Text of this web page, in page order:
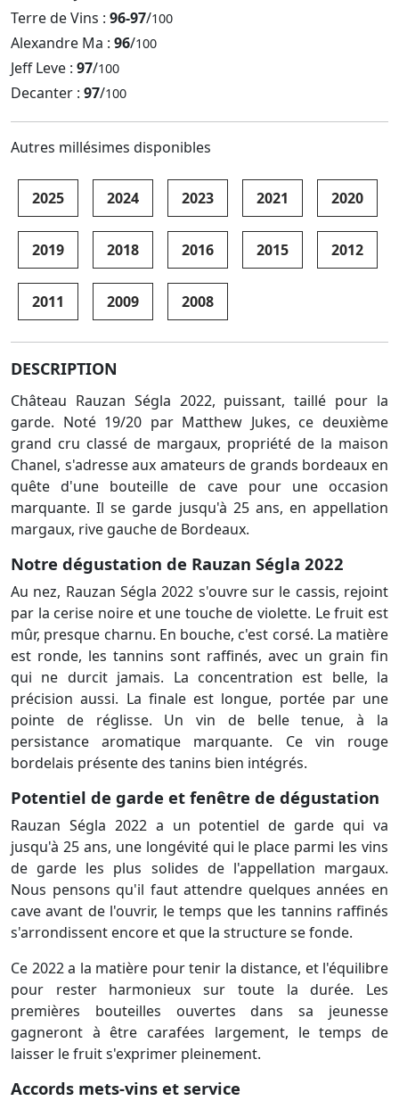
Terre de Vins : 96-97/100
Alexandre Ma : 96/100
Jeff Leve : 97/100
Decanter : 97/100
Autres millésimes disponibles
2025 2024 2023 2021 2020
2019 2018 2016 2015 2012
2011 2009 2008
DESCRIPTION
Château Rauzan Ségla 2022, puissant, taillé pour la
garde. Noté 19/20 par Matthew Jukes, ce deuxième
grand cru classé de margaux, propriété de la maison
Chanel, s'adresse aux amateurs de grands bordeaux en
quête d'une bouteille de cave pour une occasion
marquante. Il se garde jusqu'à 25 ans, en appellation
margaux, rive gauche de Bordeaux.
Notre dégustation de Rauzan Ségla 2022
Au nez, Rauzan Ségla 2022 s'ouvre sur le cassis, rejoint
par la cerise noire et une touche de violette. Le fruit est
mûr, presque charnu. En bouche, c'est corsé. La matière
est ronde, les tannins sont raffinés, avec un grain fin
qui ne durcit jamais. La concentration est belle, la
précision aussi. La finale est longue, portée par une
pointe de réglisse. Un vin de belle tenue, à la
persistance aromatique marquante. Ce vin rouge
bordelais présente des tanins bien intégrés.
Potentiel de garde et fenêtre de dégustation
Rauzan Ségla 2022 a un potentiel de garde qui va
jusqu'à 25 ans, une longévité qui le place parmi les vins
de garde les plus solides de l'appellation margaux.
Nous pensons qu'il faut attendre quelques années en
cave avant de l'ouvrir, le temps que les tannins raffinés
s'arrondissent encore et que la structure se fonde.
Ce 2022 a la matière pour tenir la distance, et l'équilibre
pour rester harmonieux sur toute la durée. Les
premières bouteilles ouvertes dans sa jeunesse
gagneront à être carafées largement, le temps de
laisser le fruit s'exprimer pleinement.
Accords mets-vins et service